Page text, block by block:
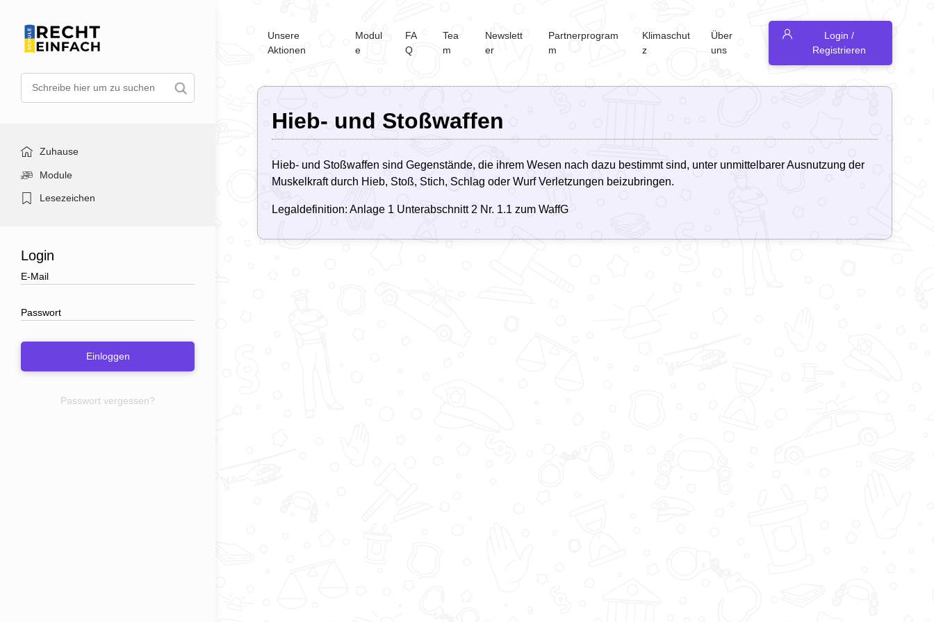
Zuhause
Module
Lesezeichen
Login
Einloggen
Passwort vergessen?
Unsere
Aktionen
Modul
e
FA
Q
Tea
m
Newslett
er
Partnerprogram
m
Klimaschut
z
Über
uns
Login /
Registrieren
Hieb- und Stoßwaffen
Hieb- und Stoßwaffen sind Gegenstände, die ihrem Wesen nach dazu bestimmt sind, unter unmittelbarer Ausnutzung der
Muskelkraft durch Hieb, Stoß, Stich, Schlag oder Wurf Verletzungen beizubringen.
Legaldefinition: Anlage 1 Unterabschnitt 2 Nr. 1.1 zum WaffG